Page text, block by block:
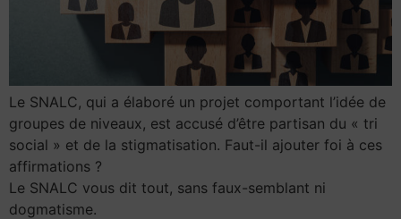
Le SNALC, qui a élaboré un projet comportant l’idée de
groupes de niveaux, est accusé d’être partisan du « tri
social » et de la stigmatisation. Faut-il ajouter foi à ces
affirmations ?
Le SNALC vous dit tout, sans faux-semblant ni
dogmatisme.